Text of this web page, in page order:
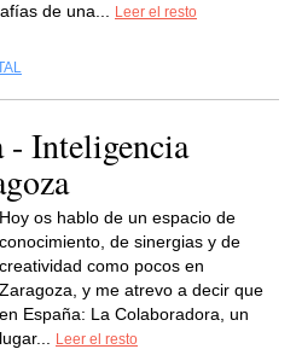
de una...
Leer el resto
- Inteligencia
Hoy os hablo de un espacio de
conocimiento, de sinergias y de
creatividad como pocos en
Zaragoza, y me atrevo a decir que
en España: La Colaboradora, un
lugar...
Leer el resto